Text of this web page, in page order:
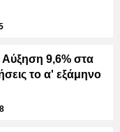
9,6% στα
το α' εξάμηνο